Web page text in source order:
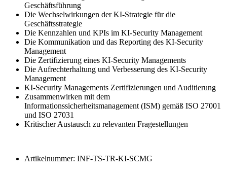
Geschäftsführung
Die Wechselwirkungen der KI-Strategie für die
Geschäftsstrategie
Die Kennzahlen und KPIs im KI-Security Management
Die Kommunikation und das Reporting des KI-Security
Management
Die Zertifizierung eines KI-Security Managements
Die Aufrechterhaltung und Verbesserung des KI-Security
Management
KI-Security Managements Zertifizierungen und Auditierung
Zusammenwirken mit dem
Informationssicherheitsmanagement (ISM) gemäß ISO 27001
und ISO 27031
Kritischer Austausch zu relevanten Fragestellungen
Artikelnummer: INF-TS-TR-KI-SCMG